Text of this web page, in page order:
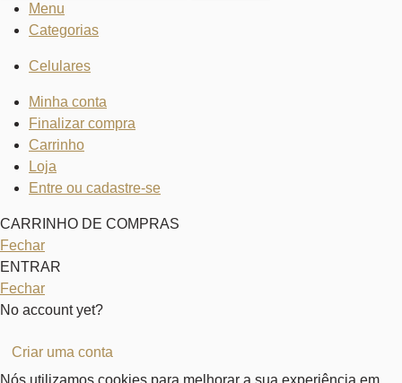
Menu
Categorias
Celulares
Minha conta
Finalizar compra
Carrinho
Loja
Entre ou cadastre-se
CARRINHO DE COMPRAS
Fechar
ENTRAR
Fechar
No account yet?
Criar uma conta